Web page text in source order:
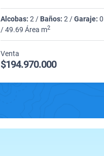
Alcobas: 2 / Baños: 2 /Garaje: 0
/ 49.69 Área m2
Venta
$194.970.000